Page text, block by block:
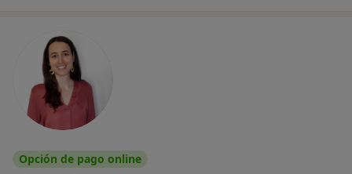
Opción de pago online